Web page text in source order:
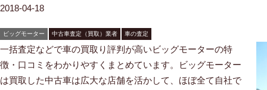
2018-04-18
ビッグモーター 中古車査定（買取）業者 車の査定
一括査定などで車の買取り評判が高いビッグモーターの特
徴・口コミをわかりやすくまとめています。ビッグモーター
は買取した中古車は広大な店舗を活かして、ほぼ全て自社で